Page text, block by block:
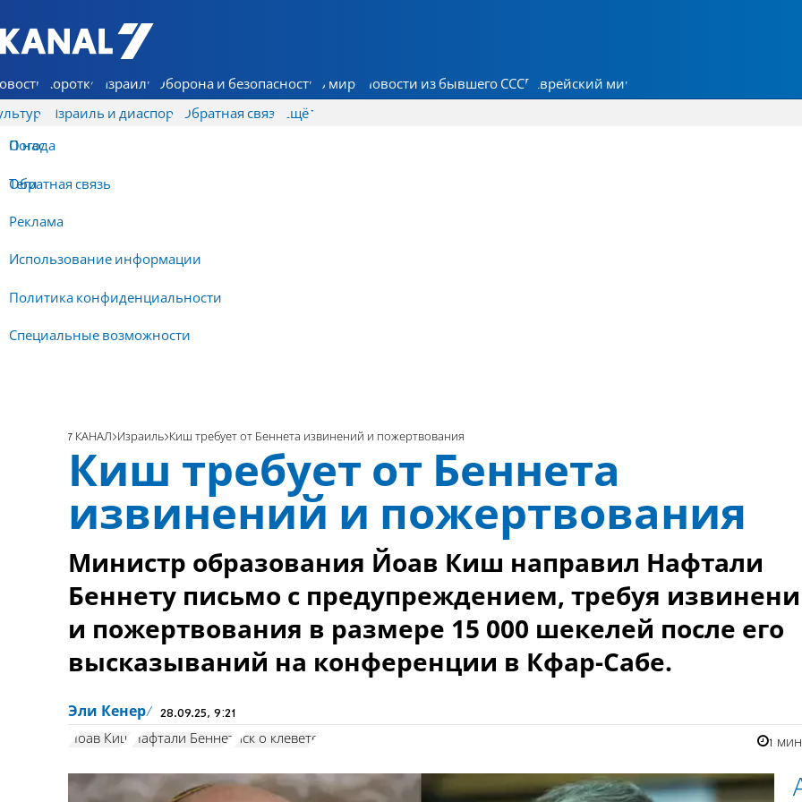
7 КАНАЛ - Аруц Шева
Коротко Израиль Оборона и безопасность В мире Новости из бывшего СССР Еврейский мир
Израиль и диаспора Обратная связь
О нас
Обратная связь
Реклама
Использование информации
Политика конфиденциальности
Специальные возможности
Ещё
Погода
Теги
7 КАНАЛ Израиль Киш требует от Беннета извинений и пожертвования
Киш требует от Беннета
извинений и пожертвования
Министр образования Йоав Киш направил Нафтали
Беннету письмо с предупреждением, требуя
и пожертвования в размере 15 000 шекелей после его
высказываний на конференции в Кфар-Сабе.
Эли Кенер 28.09.25, 9:21
Йоав Киш Нафтали Беннет иск о клевете 1